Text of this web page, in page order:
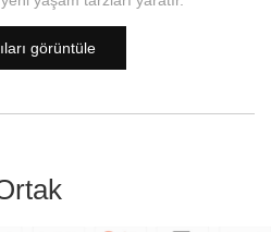
görüntüle